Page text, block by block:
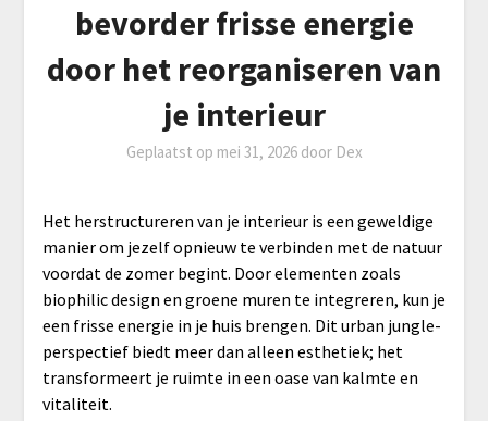
bevorder frisse energie
door het reorganiseren van
je interieur
Geplaatst op mei 31, 2026door Dex
Het herstructureren van je interieur is een geweldige
manier om jezelf opnieuw te verbinden met de natuur
voordat de zomer begint. Door elementen zoals
biophilic design en groene muren te integreren, kun je
een frisse energie in je huis brengen. Dit urban jungle-
perspectief biedt meer dan alleen esthetiek; het
transformeert je ruimte in een oase van kalmte en
vitaliteit.